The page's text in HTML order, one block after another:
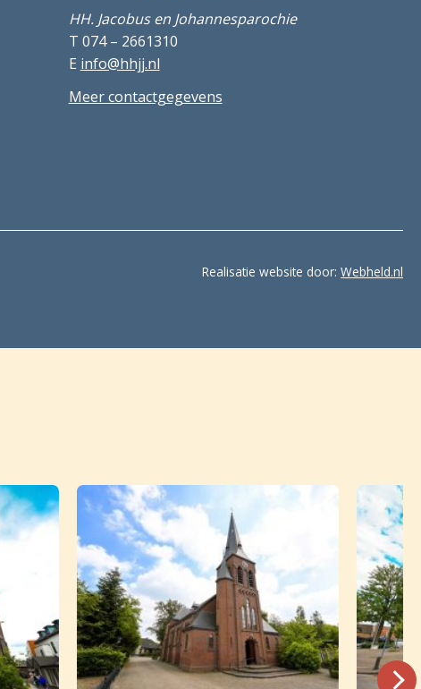
HH. Jacobus en Johannesparochie
T 074 – 2661310
E info@hhjj.nl
Meer contactgegevens
Realisatie website door: Webheld.nl